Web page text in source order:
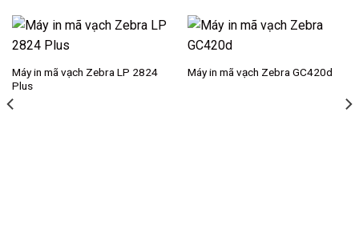
Máy in mã vạch Zebra LP 2824
Plus
Máy in mã vạch Zebra GC420d